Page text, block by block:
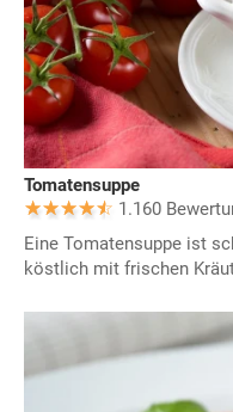
Tomatensuppe
1.160
Eine Tomatensuppe ist
köstlich mit frischen